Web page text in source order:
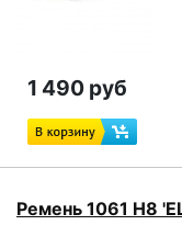
1 490 руб
Ремень 1061 H8